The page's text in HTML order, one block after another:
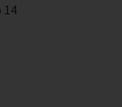
14